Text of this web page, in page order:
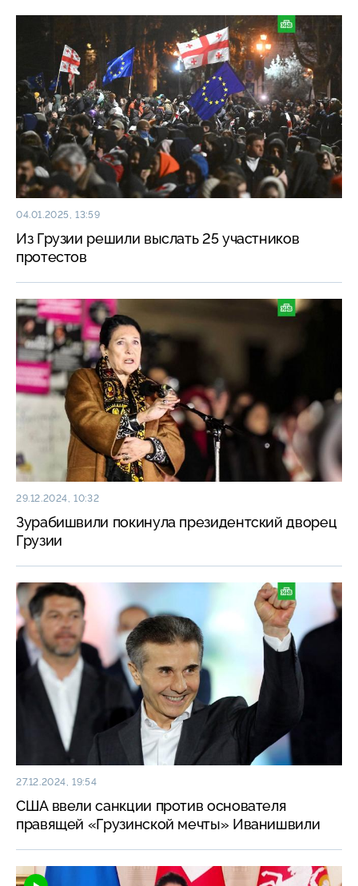
04.01.2025, 13:59
Из Грузии решили выслать 25 участников
протестов
29.12.2024, 10:32
Зурабишвили покинула президентский дворец
Грузии
27.12.2024, 19:54
США ввели санкции против основателя
правящей «Грузинской мечты» Иванишвили